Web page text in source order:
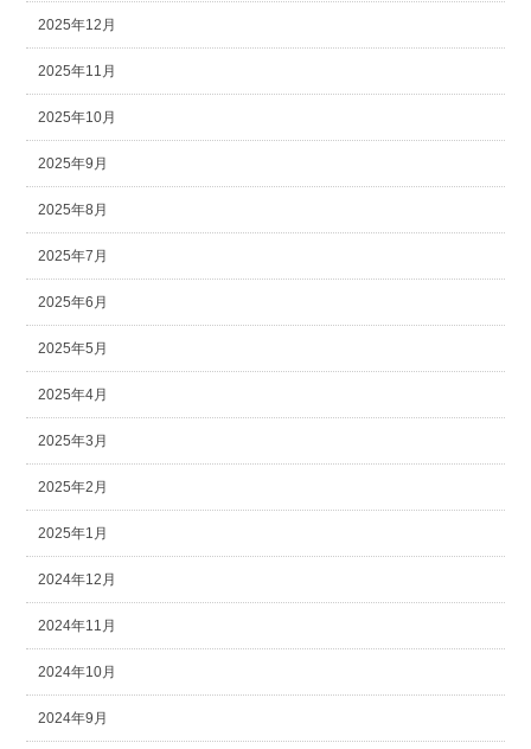
2025年12月
2025年11月
2025年10月
2025年9月
2025年8月
2025年7月
2025年6月
2025年5月
2025年4月
2025年3月
2025年2月
2025年1月
2024年12月
2024年11月
2024年10月
2024年9月